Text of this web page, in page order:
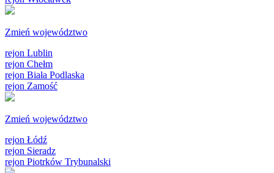
Zmień województwo
rejon Lublin
rejon Chełm
rejon Biała Podlaska
rejon Zamość
Zmień województwo
rejon Łódź
rejon Sieradz
rejon Piotrków Trybunalski